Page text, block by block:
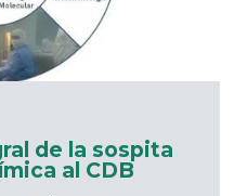
de la sospita
al CDB